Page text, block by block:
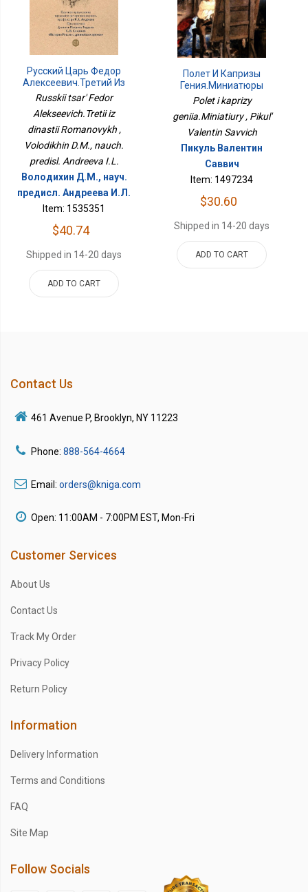
Русский Царь Федор
Алексеевич.Третий Из
Династии Романовых
Russkii tsar' Fedor
Alekseevich.Tretii iz
dinastii Romanovykh ,
Volodikhin D.M., nauch.
predisl. Andreeva I.L.
Володихин Д.М., науч.
предисл. Андреева И.Л.
Item: 1535351
$40.74
Shipped in 14-20 days
ADD TO CART
Полет И Капризы
Гения.Миниатюры
Polet i kaprizy
geniia.Miniatiury , Pikul'
Valentin Savvich
Пикуль Валентин
Саввич
Item: 1497234
$30.60
Shipped in 14-20 days
ADD TO CART
Contact Us
461 Avenue P, Brooklyn, NY 11223
Phone: 888-564-4664
Email: orders@kniga.com
Open: 11:00AM - 7:00PM EST, Mon-Fri
Customer Services
About Us
Contact Us
Track My Order
Privacy Policy
Return Policy
Information
Delivery Information
Terms and Conditions
FAQ
Site Map
Follow Socials